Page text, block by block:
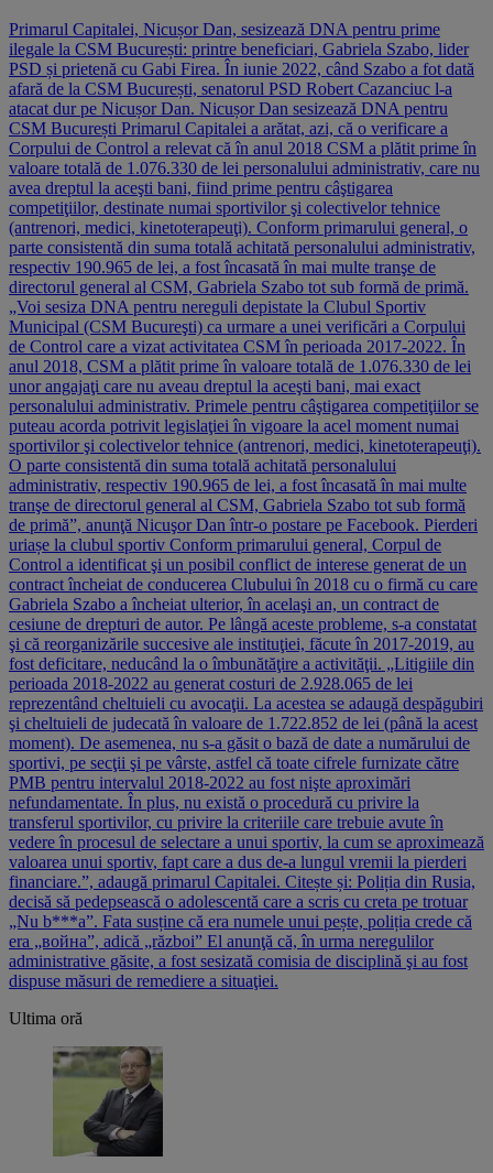
Primarul Capitalei, Nicușor Dan, sesizează DNA pentru prime
ilegale la CSM București: printre beneficiari, Gabriela Szabo, lider
PSD și prietenă cu Gabi Firea. În iunie 2022, când Szabo a fot dată
afară de la CSM București, senatorul PSD Robert Cazanciuc l-a
atacat dur pe Nicușor Dan. Nicușor Dan sesizează DNA pentru
CSM București Primarul Capitalei a arătat, azi, că o verificare a
Corpului de Control a relevat că în anul 2018 CSM a plătit prime în
valoare totală de 1.076.330 de lei personalului administrativ, care nu
avea dreptul la aceşti bani, fiind prime pentru câştigarea
competiţiilor, destinate numai sportivilor şi colectivelor tehnice
(antrenori, medici, kinetoterapeuţi). Conform primarului general, o
parte consistentă din suma totală achitată personalului administrativ,
respectiv 190.965 de lei, a fost încasată în mai multe tranşe de
directorul general al CSM, Gabriela Szabo tot sub formă de primă.
„Voi sesiza DNA pentru nereguli depistate la Clubul Sportiv
Municipal (CSM Bucureşti) ca urmare a unei verificări a Corpului
de Control care a vizat activitatea CSM în perioada 2017-2022. În
anul 2018, CSM a plătit prime în valoare totală de 1.076.330 de lei
unor angajaţi care nu aveau dreptul la aceşti bani, mai exact
personalului administrativ. Primele pentru câştigarea competiţiilor se
puteau acorda potrivit legislaţiei în vigoare la acel moment numai
sportivilor şi colectivelor tehnice (antrenori, medici, kinetoterapeuţi).
O parte consistentă din suma totală achitată personalului
administrativ, respectiv 190.965 de lei, a fost încasată în mai multe
tranşe de directorul general al CSM, Gabriela Szabo tot sub formă
de primă”, anunţă Nicuşor Dan într-o postare pe Facebook. Pierderi
uriașe la clubul sportiv Conform primarului general, Corpul de
Control a identificat şi un posibil conflict de interese generat de un
contract încheiat de conducerea Clubului în 2018 cu o firmă cu care
Gabriela Szabo a încheiat ulterior, în acelaşi an, un contract de
cesiune de drepturi de autor. Pe lângă aceste probleme, s-a constatat
şi că reorganizările succesive ale instituţiei, făcute în 2017-2019, au
fost deficitare, neducând la o îmbunătăţire a activităţii. „Litigiile din
perioada 2018-2022 au generat costuri de 2.928.065 de lei
reprezentând cheltuieli cu avocaţii. La acestea se adaugă despăgubiri
şi cheltuieli de judecată în valoare de 1.722.852 de lei (până la acest
moment). De asemenea, nu s-a găsit o bază de date a numărului de
sportivi, pe secţii şi pe vârste, astfel că toate cifrele furnizate către
PMB pentru intervalul 2018-2022 au fost nişte aproximări
nefundamentate. În plus, nu există o procedură cu privire la
transferul sportivilor, cu privire la criteriile care trebuie avute în
vedere în procesul de selectare a unui sportiv, la cum se aproximează
valoarea unui sportiv, fapt care a dus de-a lungul vremii la pierderi
financiare.”, adaugă primarul Capitalei. Citește și: Poliția din Rusia,
decisă să pedepsească o adolescentă care a scris cu creta pe trotuar
„Nu b***a”. Fata susține că era numele unui pește, poliția crede că
era „война”, adică „război” El anunţă că, în urma neregulilor
administrative găsite, a fost sesizată comisia de disciplină şi au fost
dispuse măsuri de remediere a situaţiei.
Ultima oră